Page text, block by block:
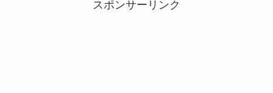
スポンサーリンク